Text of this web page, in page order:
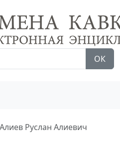
ОК
Алиев Руслан Алиевич